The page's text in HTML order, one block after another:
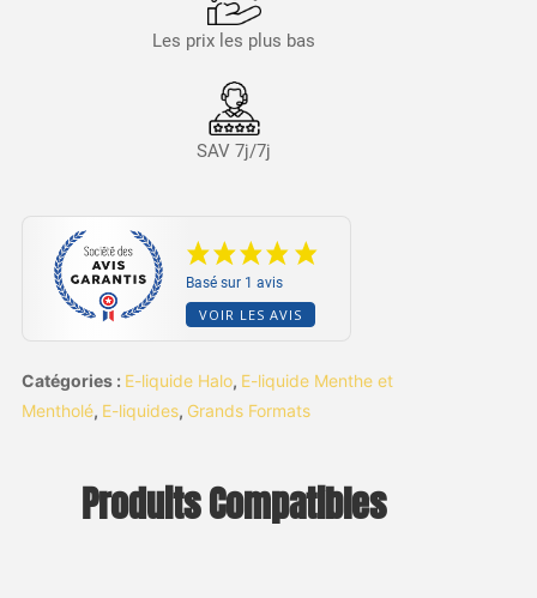
Les prix les plus bas
SAV 7j/7j
Basé sur 1 avis
VOIR LES AVIS
Catégories : E-liquide Halo, E-liquide Menthe et
Mentholé, E-liquides, Grands Formats
Produits Compatibles